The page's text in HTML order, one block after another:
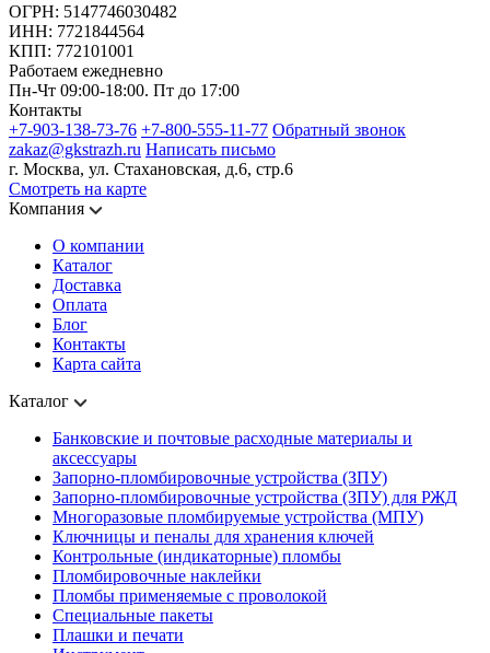
ОГРН: 5147746030482
ИНН: 7721844564
КПП: 772101001
Работаем ежедневно
Пн-Чт 09:00-18:00. Пт до 17:00
Контакты
+7-903-138-73-76 +7-800-555-11-77 Обратный звонок
zakaz@gkstrazh.ru Написать письмо
г. Москва, ул. Стахановская, д.6, стр.6
Смотреть на карте
Компания
О компании
Каталог
Доставка
Оплата
Блог
Контакты
Карта сайта
Каталог
Банковские и почтовые расходные материалы и
аксессуары
Запорно-пломбировочные устройства (ЗПУ)
Запорно-пломбировочные устройства (ЗПУ) для РЖД
Многоразовые пломбируемые устройства (МПУ)
Ключницы и пеналы для хранения ключей
Контрольные (индикаторные) пломбы
Пломбировочные наклейки
Пломбы применяемые с проволокой
Специальные пакеты
Плашки и печати